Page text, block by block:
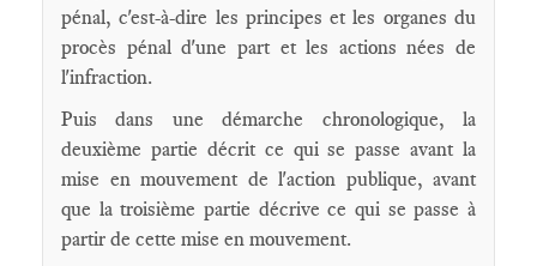
pénal, c'est-à-dire les principes et les organes du
procès pénal d'une part et les actions nées de
l'infraction.
Puis dans une démarche chronologique, la
deuxième partie décrit ce qui se passe avant la
mise en mouvement de l'action publique, avant
que la troisième partie décrive ce qui se passe à
partir de cette mise en mouvement.